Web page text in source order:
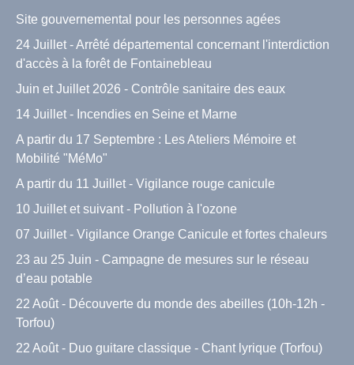
Site gouvernemental pour les personnes agées
24 Juillet - Arrêté départemental concernant l'interdiction
d'accès à la forêt de Fontainebleau
Juin et Juillet 2026 - Contrôle sanitaire des eaux
14 Juillet - Incendies en Seine et Marne
A partir du 17 Septembre : Les Ateliers Mémoire et
Mobilité "MéMo"
A partir du 11 Juillet - Vigilance rouge canicule
10 Juillet et suivant - Pollution à l'ozone
07 Juillet - Vigilance Orange Canicule et fortes chaleurs
23 au 25 Juin - Campagne de mesures sur le réseau
d’eau potable
22 Août - Découverte du monde des abeilles (10h-12h -
Torfou)
22 Août - Duo guitare classique - Chant lyrique (Torfou)